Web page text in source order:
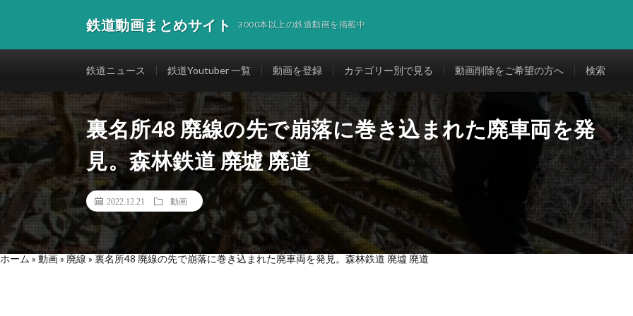
鉄道動画まとめサイト 3000本以上の鉄道動画を掲載中
鉄道ニュース 鉄道Youtuber 一覧 動画を登録 カテゴリー別で見る 動画削除をご希望の方へ 検索
裏名所48 廃線の先で崩落に巻き込まれた廃車両を発
見。森林鉄道 廃墟 廃道
2022.12.21 動画
ホーム » 動画» 廃線 » 裏名所48 廃線の先で崩落に巻き込まれた廃車両を発見。森林鉄道 廃墟 廃道